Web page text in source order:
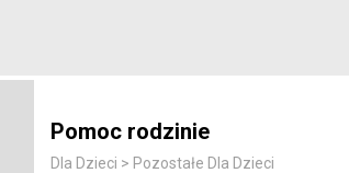
Pomoc rodzinie
Dla Dzieci > Pozostałe Dla Dzieci